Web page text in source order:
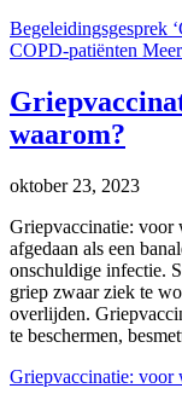
Begeleidingsgesprek
COPD-patiënten
waarom?
oktober 23, 2023
Griepvaccinatie: voor
afgedaan als een
onschuldige infectie.
griep zwaar ziek te
overlijden.
te beschermen,
Griepvaccinatie: voor